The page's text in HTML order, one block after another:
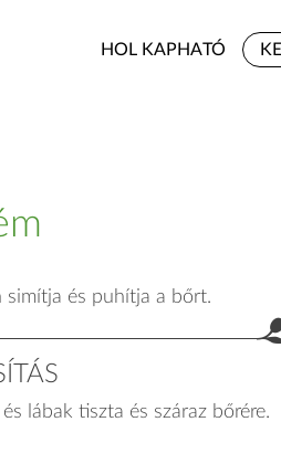
HOL KAPHATÓ
és puhítja a bőrt.
lábak tiszta és száraz bőrére.